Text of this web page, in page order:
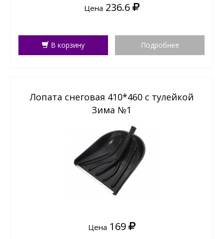
Цена 236.6
В корзину Подробнее
Лопата снеговая 410*460 с тулейкой
Зима №1
Цена 169